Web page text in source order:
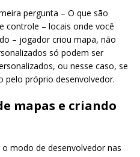
pergunta – O que são
controle – locais onde você
– jogador criou mapa, não
só podem ser
ou nesse caso, se
próprio desenvolvedor.
mapas e criando
modo de desenvolvedor nas